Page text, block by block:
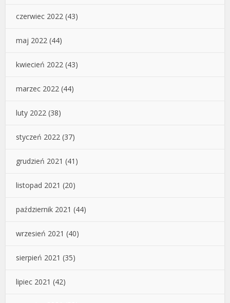
czerwiec 2022 (43)
maj 2022 (44)
kwiecień 2022 (43)
marzec 2022 (44)
luty 2022 (38)
styczeń 2022 (37)
grudzień 2021 (41)
listopad 2021 (20)
październik 2021 (44)
wrzesień 2021 (40)
sierpień 2021 (35)
lipiec 2021 (42)